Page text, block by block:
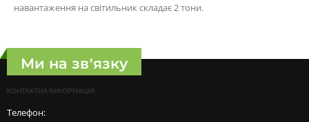
навантаження на світильник складає 2 тони.
Ми на зв'язку
КОНТАКТНА ІНФОРМАЦІЯ
Телефон: